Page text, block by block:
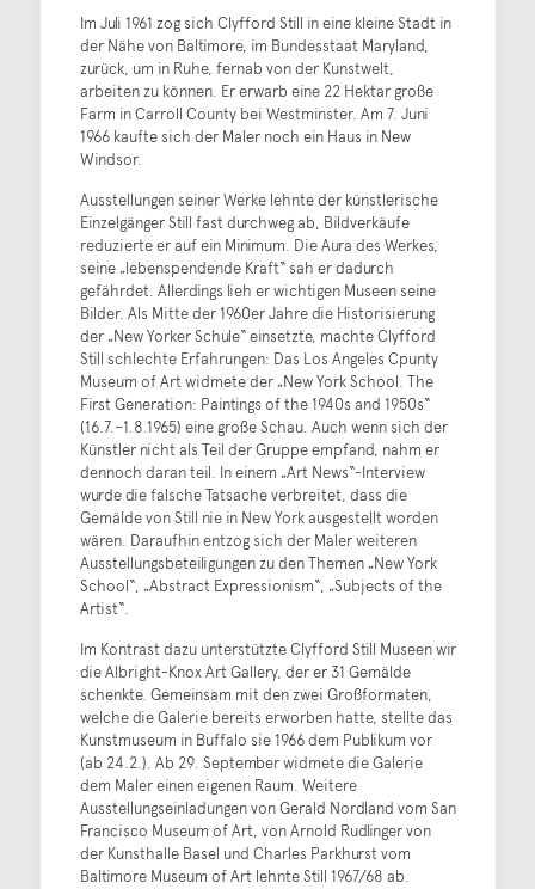
Im Juli 1961 zog sich Clyfford Still in eine kleine Stadt in
der Nähe von Baltimore, im Bundesstaat Maryland,
zurück, um in Ruhe, fernab von der Kunstwelt,
arbeiten zu können. Er erwarb eine 22 Hektar große
Farm in Carroll County bei Westminster. Am 7. Juni
1966 kaufte sich der Maler noch ein Haus in New
Windsor.
Ausstellungen seiner Werke lehnte der künstlerische
Einzelgänger Still fast durchweg ab, Bildverkäufe
reduzierte er auf ein Minimum. Die Aura des Werkes,
seine „lebenspendende Kraft“ sah er dadurch
gefährdet. Allerdings lieh er wichtigen Museen seine
Bilder. Als Mitte der 1960er Jahre die Historisierung
der „New Yorker Schule“ einsetzte, machte Clyfford
Still schlechte Erfahrungen: Das Los Angeles Cpunty
Museum of Art widmete der „New York School. The
First Generation: Paintings of the 1940s and 1950s“
(16.7.–1.8.1965) eine große Schau. Auch wenn sich der
Künstler nicht als Teil der Gruppe empfand, nahm er
dennoch daran teil. In einem „Art News“-Interview
wurde die falsche Tatsache verbreitet, dass die
Gemälde von Still nie in New York ausgestellt worden
wären. Daraufhin entzog sich der Maler weiteren
Ausstellungsbeteiligungen zu den Themen „New York
School“, „Abstract Expressionism“, „Subjects of the
Artist“.
Im Kontrast dazu unterstützte Clyfford Still Museen wir
die Albright-Knox Art Gallery, der er 31 Gemälde
schenkte. Gemeinsam mit den zwei Großformaten,
welche die Galerie bereits erworben hatte, stellte das
Kunstmuseum in Buffalo sie 1966 dem Publikum vor
(ab 24.2.). Ab 29. September widmete die Galerie
dem Maler einen eigenen Raum. Weitere
Ausstellungseinladungen von Gerald Nordland vom San
Francisco Museum of Art, von Arnold Rudlinger von
der Kunsthalle Basel und Charles Parkhurst vom
Baltimore Museum of Art lehnte Still 1967/68 ab.